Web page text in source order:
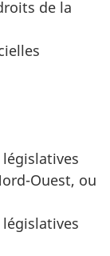
de la
Ouest, ou